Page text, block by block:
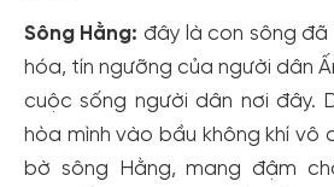
Sông Hằng: đây là con sông đã
hóa, tín ngưỡng của người dân
cuộc sống người dân nơi đây.
hòa mình vào bầu không khí vô
bờ sông Hằng, mang đậm